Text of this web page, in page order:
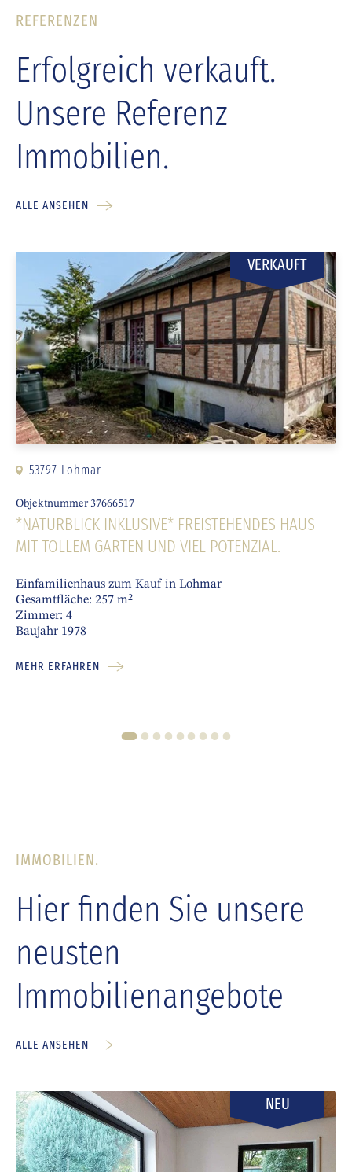
REFERENZEN
Erfolgreich verkauft.
Unsere Referenz
Immobilien.
ALLE ANSEHEN
VERKAUFT
53797 Lohmar
Objektnummer 37666517
*NATURBLICK INKLUSIVE* FREISTEHENDES HAUS
MIT TOLLEM GARTEN UND VIEL POTENZIAL.
Einfamilienhaus zum Kauf in Lohmar
Gesamtfläche: 257 m²
Zimmer: 4
Baujahr 1978
MEHR ERFAHREN
1 2 3 4 5 6 7 8 9
IMMOBILIEN.
Hier finden Sie unsere
neusten
Immobilienangebote
ALLE ANSEHEN
NEU